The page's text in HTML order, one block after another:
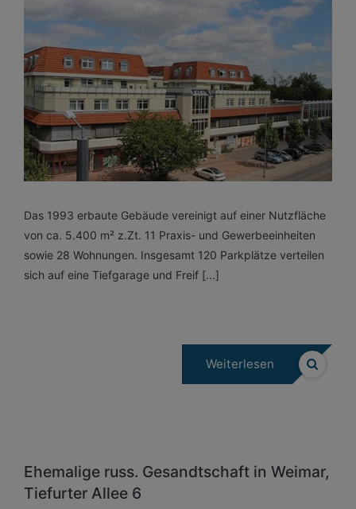
Das 1993 erbaute Gebäude vereinigt auf einer Nutzfläche
von ca. 5.400 m² z.Zt. 11 Praxis- und Gewerbeeinheiten
sowie 28 Wohnungen. Insgesamt 120 Parkplätze verteilen
sich auf eine Tiefgarage und Freif [...]
Weiterlesen
Ehemalige russ. Gesandtschaft in Weimar,
Tiefurter Allee 6